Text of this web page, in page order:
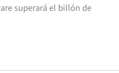
superará el billón de